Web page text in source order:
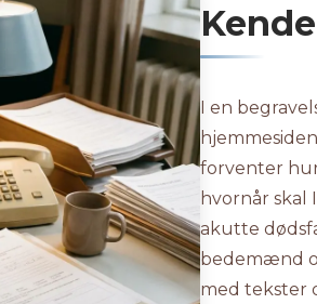
I en
forventer
hvornår
akutte
bedemænd
med tekster